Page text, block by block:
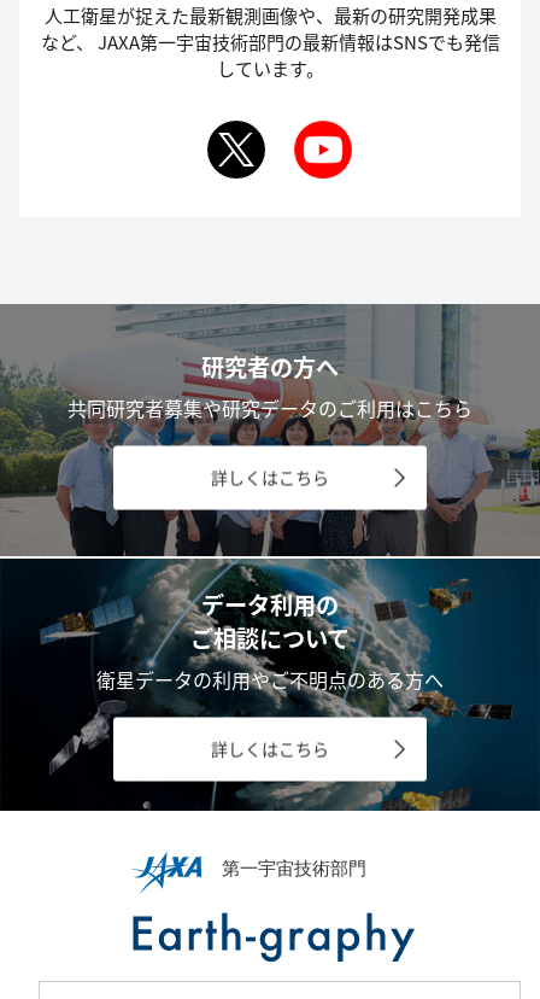
人工衛星が捉えた最新観測画像や、最新の研究開発成果
など、
JAXA第一宇宙技術部門の最新情報はSNSでも発信
しています。
研究者の方へ
共同研究者募集や研究データのご利用はこちら
詳しくはこちら
データ利用の
ご相談について
衛星データの利用やご不明点のある方へ
詳しくはこちら